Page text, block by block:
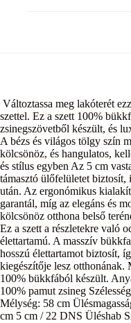
Változtassa meg lakóterét
szettel. Ez a szett 100%
zsinegszövetből készült, és
A bézs és világos tölgy szín
kölcsönöz, és hangulatos,
és stílus egyben Az 5 cm
támasztó ülőfelületet biztosít,
után. Az ergonómikus
garantál, míg az elegáns és
kölcsönöz otthona belső
Ez a szett a részletekre való
élettartamú. A masszív
hosszú élettartamot biztosít,
kiegészítője lesz
100% bükkfából készült.
100% pamut zsineg
Mélység: 58 cm
cm 5 cm / 22 DNS Üléshab